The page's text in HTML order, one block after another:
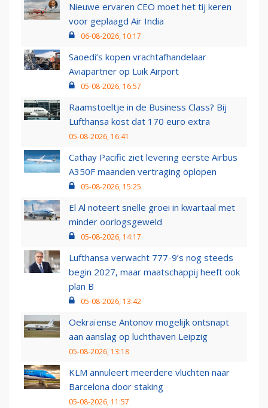
Nieuwe ervaren CEO moet het tij keren
voor geplaagd Air India
06-08-2026, 10:17
Saoedi’s kopen vrachtafhandelaar
Aviapartner op Luik Airport
05-08-2026, 16:57
Raamstoeltje in de Business Class? Bij
Lufthansa kost dat 170 euro extra
05-08-2026, 16:41
Cathay Pacific ziet levering eerste Airbus
A350F maanden vertraging oplopen
05-08-2026, 15:25
El Al noteert snelle groei in kwartaal met
minder oorlogsgeweld
05-08-2026, 14:17
Lufthansa verwacht 777-9’s nog steeds
begin 2027, maar maatschappij heeft ook
plan B
05-08-2026, 13:42
Oekraïense Antonov mogelijk ontsnapt
aan aanslag op luchthaven Leipzig
05-08-2026, 13:18
KLM annuleert meerdere vluchten naar
Barcelona door staking
05-08-2026, 11:57